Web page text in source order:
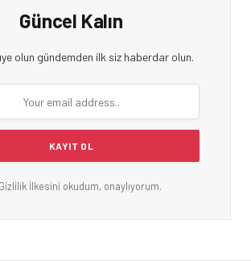
Güncel Kalın
olun gündemden ilk siz haberdar olun.
Gizlilik İlkesini okudum, onaylıyorum.